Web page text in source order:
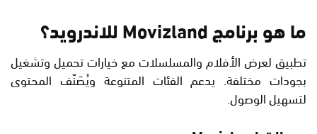
ما هو برنامج Movizland للاندرويد؟
تطبيق لعرض الأفلام والمسلسلات مع خيارات تحميل وتشغيل
بجودات مختلفة. يدعم الفئات المتنوعة ويُصَنّف المحتوى
لتسهيل الوصول.